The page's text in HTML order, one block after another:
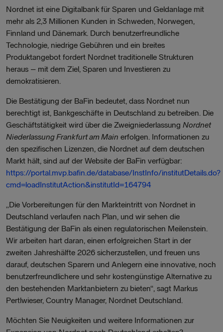
Nordnet ist eine Digitalbank für Sparen und Geldanlage mit
mehr als 2,3 Millionen Kunden in Schweden, Norwegen,
Finnland und Dänemark. Durch benutzerfreundliche
Technologie, niedrige Gebühren und ein breites
Produktangebot fordert Nordnet traditionelle Strukturen
heraus – mit dem Ziel, Sparen und Investieren zu
demokratisieren.
Die Bestätigung der BaFin bedeutet, dass Nordnet nun
berechtigt ist, Bankgeschäfte in Deutschland zu betreiben. Die
Geschäftstätigkeit wird über die Zweigniederlassung Nordnet
Niederlassung Frankfurt am Main erfolgen. Informationen zu
den spezifischen Lizenzen, die Nordnet auf dem deutschen
Markt hält, sind auf der Website der BaFin verfügbar:
https://portal.mvp.bafin.de/database/InstInfo/institutDetails.do?
cmd=loadInstitutAction&institutId=164794
„Die Vorbereitungen für den Markteintritt von Nordnet in
Deutschland verlaufen nach Plan, und wir sehen die
Bestätigung der BaFin als einen regulatorischen Meilenstein.
Wir arbeiten hart daran, einen erfolgreichen Start in der
zweiten Jahreshälfte 2026 sicherzustellen, und freuen uns
darauf, deutschen Sparern und Anlegern eine innovative, noch
benutzerfreundlichere und sehr kostengünstige Alternative zu
den bestehenden Marktanbietern zu bieten“, sagt Markus
Pertlwieser, Country Manager, Nordnet Deutschland.
Möchten Sie Neuigkeiten und weitere Informationen zur